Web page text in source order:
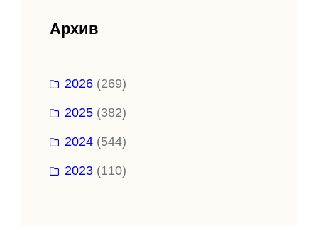
Архив
2026 (269)
2025 (382)
2024 (544)
2023 (110)